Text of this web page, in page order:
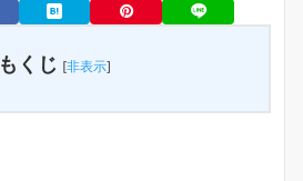
もくじ [非表示]